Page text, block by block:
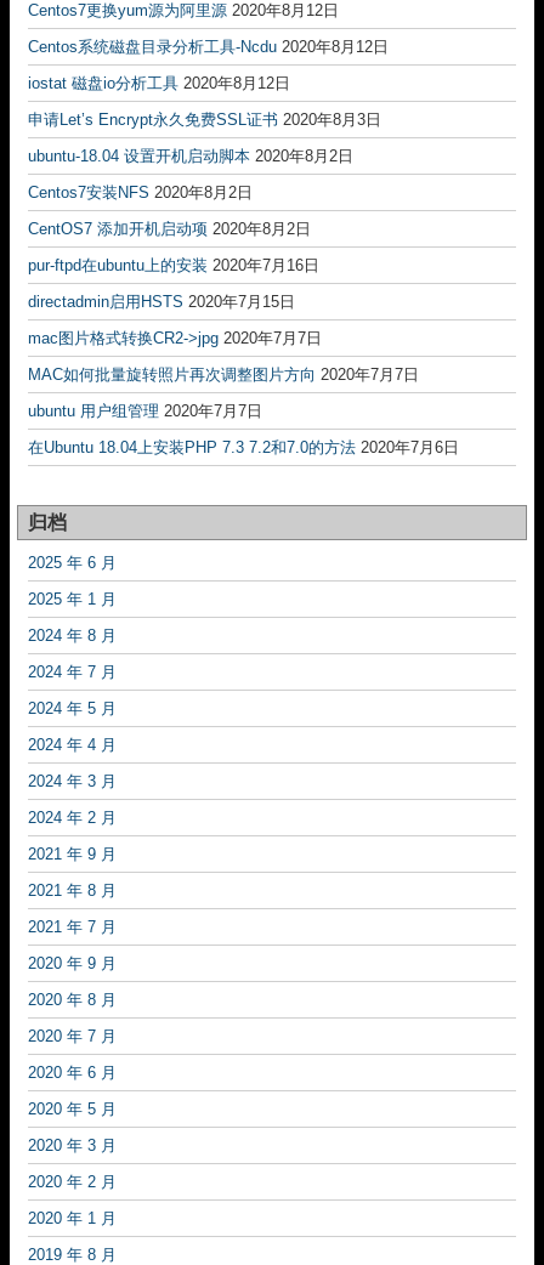
Centos7更换yum源为阿里源 2020年8月12日
Centos系统磁盘目录分析工具-Ncdu 2020年8月12日
iostat 磁盘io分析工具 2020年8月12日
申请Let’s Encrypt永久免费SSL证书 2020年8月3日
ubuntu-18.04 设置开机启动脚本 2020年8月2日
Centos7安装NFS 2020年8月2日
CentOS7 添加开机启动项 2020年8月2日
pur-ftpd在ubuntu上的安装 2020年7月16日
directadmin启用HSTS 2020年7月15日
mac图片格式转换CR2->jpg 2020年7月7日
MAC如何批量旋转照片再次调整图片方向 2020年7月7日
ubuntu 用户组管理 2020年7月7日
在Ubuntu 18.04上安装PHP 7.3 7.2和7.0的方法 2020年7月6日
归档
2025 年 6 月
2025 年 1 月
2024 年 8 月
2024 年 7 月
2024 年 5 月
2024 年 4 月
2024 年 3 月
2024 年 2 月
2021 年 9 月
2021 年 8 月
2021 年 7 月
2020 年 9 月
2020 年 8 月
2020 年 7 月
2020 年 6 月
2020 年 5 月
2020 年 3 月
2020 年 2 月
2020 年 1 月
2019 年 8 月